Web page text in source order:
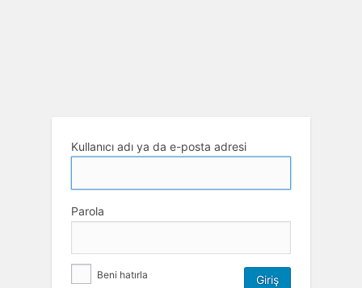
Kullanıcı adı ya da e-posta adresi
Parola
Beni hatırla